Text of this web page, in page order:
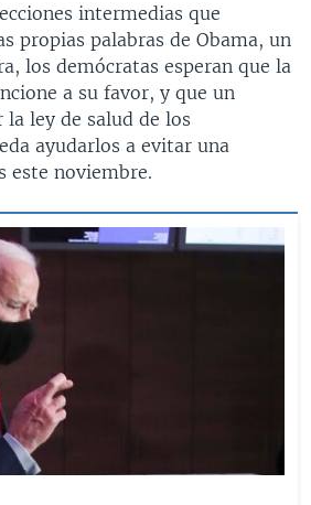
intermedias que
propias palabras de Obama, un
los demócratas esperan que la
a su favor, y que un
ley de salud de los
ayudarlos a evitar una
este noviembre.